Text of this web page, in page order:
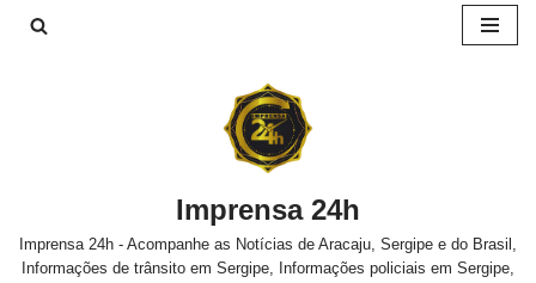
Imprensa 24h
Imprensa 24h - Acompanhe as Notícias de Aracaju, Sergipe e do Brasil,
Informações de trânsito em Sergipe, Informações policiais em Sergipe,